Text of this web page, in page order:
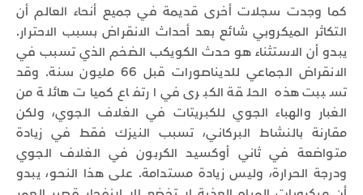
كما وجدت سجلات أخرى قديمة في جميع أنحاء العالم أن
التكاثر الميكروبي شائع بعد أحداث الانقراض بسبب الاحترار.
يبدو أن الاستثناء هو حدث الكويكب الضخم الذي تسبب في
الانقراض الجماعي للديناصورات قبل 66 مليون سنة. وقد
تسببت هذه الحلقة الكبرى في ارتفاع كميات هائلة من
الغبار والهباء الجوي للكبريتات في الغلاف الجوي، ولكن
مقارنة بالنشاط البركاني، تسبب النيزك فقط في زيادة
متواضعة في ثاني أوكسيد الكربون في الغلاف الجوي
ودرجة الحرارة، وليس زيادة مستدامة. على هذا النحو، يبدو